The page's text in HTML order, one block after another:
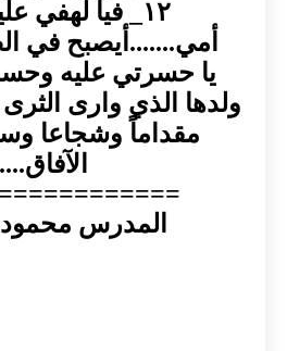
١٢_ فيا لهفي
أمي.......أيصبح في
يا حسرتي عليه
ولدها الذي وارى
مقداماً وشجاعا
الآفاق....
المدرس محمود